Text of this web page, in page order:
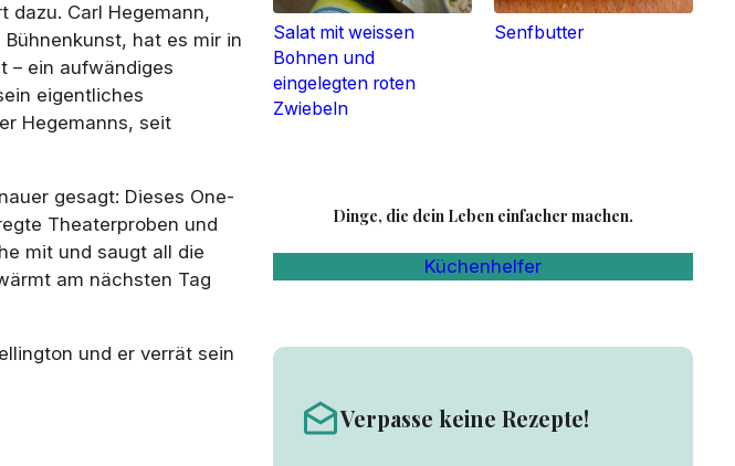
dazu. Carl Hegemann,
hat es mir in
– ein aufwändiges
eigentliches
Hegemanns, seit
gesagt: Dieses One-
Theaterproben und
mit und saugt all die
am nächsten Tag
und er verrät sein
Salat mit weissen
Bohnen und
eingelegten roten
Zwiebeln
Senfbutter
Dinge, die dein Leben einfacher machen.
Küchenhelfer
Verpasse keine Rezepte!